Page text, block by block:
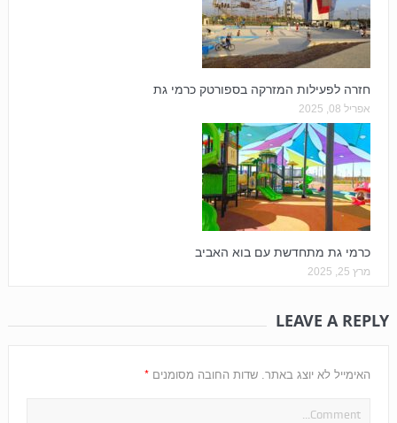
חזרה לפעילות המזרקה בספורטק כרמי גת
אפריל 08, 2025
כרמי גת מתחדשת עם בוא האביב
מרץ 25, 2025
LEAVE A REPLY
האימייל לא יוצג באתר. שדות החובה מסומנים *